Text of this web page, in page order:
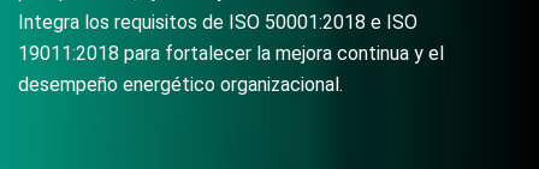
Integra los requisitos de ISO 50001:2018 e ISO
19011:2018 para fortalecer la mejora continua y el
desempeño energético organizacional.